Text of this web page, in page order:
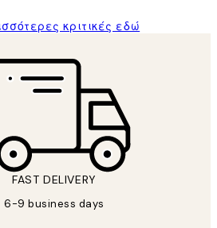
κριτικές εδώ
FAST DELIVERY
6-9 business days